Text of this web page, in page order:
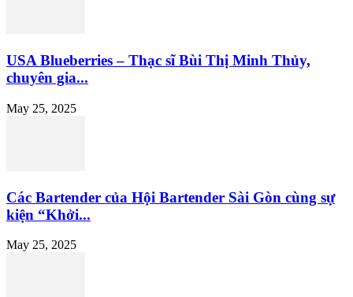
USA Blueberries – Thạc sĩ Bùi Thị Minh Thủy,
chuyên gia...
May 25, 2025
Các Bartender của Hội Bartender Sài Gòn cùng sự
kiện “Khởi...
May 25, 2025